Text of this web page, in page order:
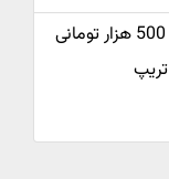
کد تخفیف 500 هزار تومانی